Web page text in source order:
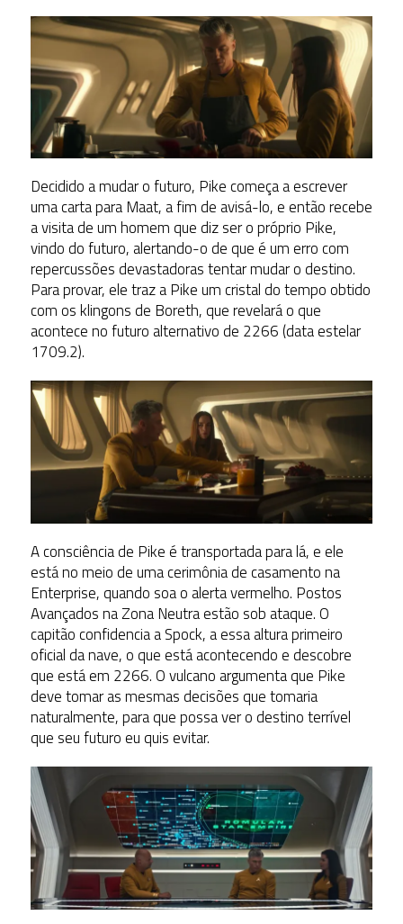
Decidido a mudar o futuro, Pike começa a escrever
uma carta para Maat, a fim de avisá-lo, e então recebe
a visita de um homem que diz ser o próprio Pike,
vindo do futuro, alertando-o de que é um erro com
repercussões devastadoras tentar mudar o destino.
Para provar, ele traz a Pike um cristal do tempo obtido
com os klingons de Boreth, que revelará o que
acontece no futuro alternativo de 2266 (data estelar
1709.2).
A consciência de Pike é transportada para lá, e ele
está no meio de uma cerimônia de casamento na
Enterprise, quando soa o alerta vermelho. Postos
Avançados na Zona Neutra estão sob ataque. O
capitão confidencia a Spock, a essa altura primeiro
oficial da nave, o que está acontecendo e descobre
que está em 2266. O vulcano argumenta que Pike
deve tomar as mesmas decisões que tomaria
naturalmente, para que possa ver o destino terrível
que seu futuro eu quis evitar.